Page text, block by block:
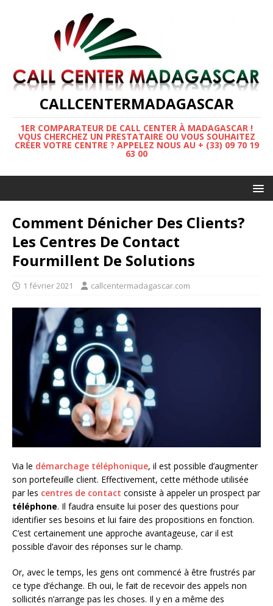
CALLCENTERMADAGASCAR
1ER COMPARATEUR DE CALL CENTER À MADAGASCAR !
VOUS CHERCHEZ UN PRESTATAIRE OU VOUS SOUHAITEZ
CRÉER VOTRE CENTRE ? APPELEZ NOUS AU + (33) 09 70 19
63 00
Comment Dénicher Des Clients?
Les Centres De Contact
Fourmillent De Solutions
1 février 2021 callcentermadagascar.com
Via le démarchage téléphonique, il est possible d’augmenter
son portefeuille client. Effectivement, cette méthode utilisée
par les centres de contact consiste à appeler un prospect par
téléphone. Il faudra ensuite lui poser des questions pour
identifier ses besoins et lui faire des propositions en fonction.
C’est certainement une approche avantageuse, car il est
possible d’avoir des réponses sur le champ.
Or, avec le temps, les gens ont commencé à être frustrés par
ce type d’échange. Eh oui, le fait de recevoir des appels non
sollicités n’arrange pas les choses. Il y en a même des